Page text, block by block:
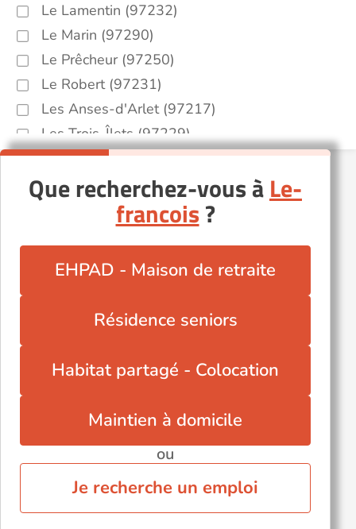
Le Lamentin (97232)
Le Marin (97290)
Le Prêcheur (97250)
Le Robert (97231)
Les Anses-d'Arlet (97217)
Les Trois-Îlets (97229)
Rivière-Salée (97215)
Saint-Esprit (97270)
Saint-Joseph (97212)
Schœlcher (97233)
Que recherchez-vous àLe-
francois?
EHPAD - Maison de retraite
Résidence seniors
Habitat partagé - Colocation
Maintien à domicile
ou
Je recherche un emploi